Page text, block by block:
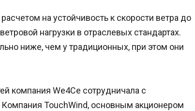
на устойчивость к скорости ветра до
нагрузки в отраслевых стандартах.
ниже, чем у традиционных, при этом они
компания We4Ce сотрудничала с
TouchWind, основным акционером